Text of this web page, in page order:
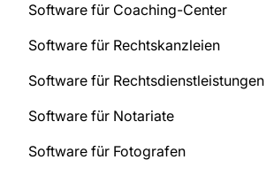
Software für Coaching-Center
Software für Rechtskanzleien
Software für Rechtsdienstleistungen
Software für Notariate
Software für Fotografen